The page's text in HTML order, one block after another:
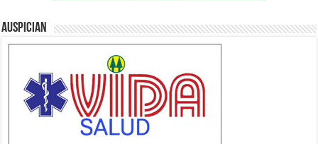
Auspician